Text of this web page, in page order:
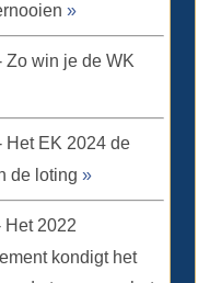
»
Zo win je de WK
Het EK 2024 de
de loting »
Het 2022
kondigt het